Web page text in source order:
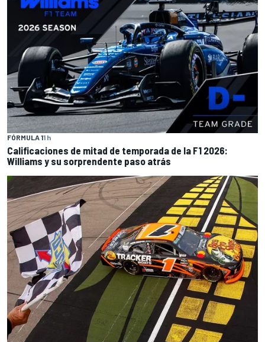
FÓRMULA 11 h
Calificaciones de mitad de temporada de la F1 2026:
Williams y su sorprendente paso atrás